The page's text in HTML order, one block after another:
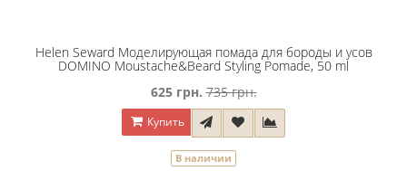
Helen Seward Моделирующая помада для бороды и усов
DOMINO Moustache&Beard Styling Pomade, 50 ml
625 грн. 735 грн.
Купить
В наличии